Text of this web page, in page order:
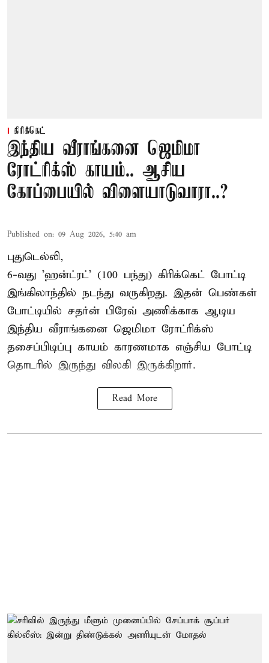
கிரிக்கெட்
இந்திய வீராங்கனை ஜெமிமா
ரோட்ரிக்ஸ் காயம்.. ஆசிய
கோப்பையில் விளையாடுவாரா..?
Published on: 09 Aug 2026, 5:40 am
புதுடெல்லி,
6-வது 'ஹன்ட்ரட்' (100 பந்து) கிரிக்கெட் போட்டி
இங்கிலாந்தில் நடந்து வருகிறது. இதன் பெண்கள்
போட்டியில் சதர்ன் பிரேவ் அணிக்காக ஆடிய
இந்திய வீராங்கனை ஜெமிமா ரோட்ரிக்ஸ்
தசைப்பிடிப்பு காயம் காரணமாக எஞ்சிய போட்டி
தொடரில் இருந்து விலகி இருக்கிறார்.
Read More